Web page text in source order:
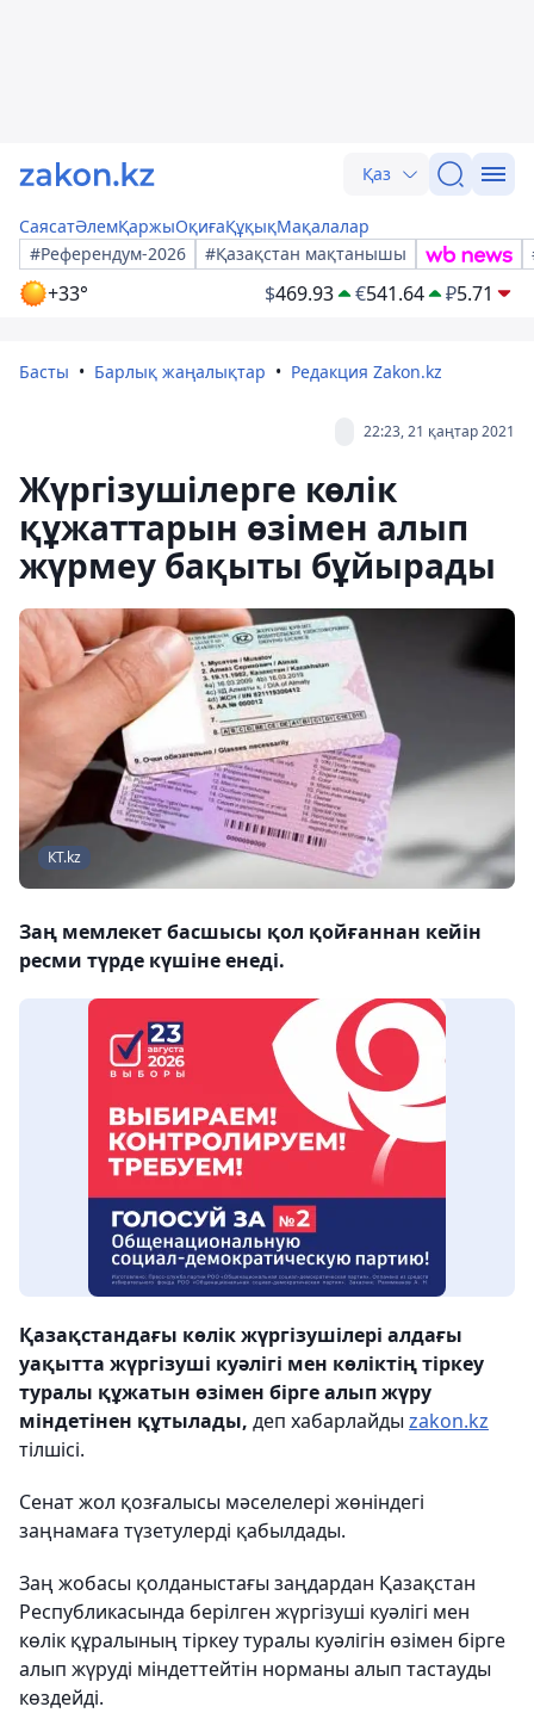
Қаз
СаясатӘлемҚаржыОқиғаҚұқықМақалалар
#Референдум-2026
#Қазақстан мақтанышы
+33° $469.93 €541.64 ₽5.71
Басты Барлық жаңалықтар Редакция Zakon.kz
22:23, 21 қаңтар 2021
Жүргізушілерге көлік
құжаттарын өзімен алып
жүрмеу бақыты бұйырады
КТ.kz
Заң мемлекет басшысы қол қойғаннан кейін
ресми түрде күшіне енеді.
Қазақстандағы көлік жүргізушілері алдағы
уақытта жүргізуші куәлігі мен көліктің тіркеу
туралы құжатын өзімен бірге алып жүру
міндетінен құтылады, деп хабарлайды zakon.kz
тілшісі.
Сенат жол қозғалысы мәселелері жөніндегі
заңнамаға түзетулерді қабылдады.
Заң жобасы қолданыстағы заңдардан Қазақстан
Республикасында берілген жүргізуші куәлігі мен
көлік құралының тіркеу туралы куәлігін өзімен бірге
алып жүруді міндеттейтін норманы алып тастауды
көздейді.